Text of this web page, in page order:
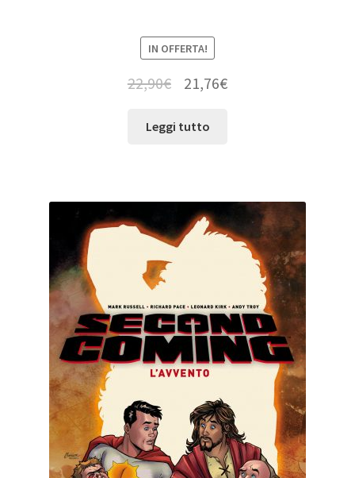
IN OFFERTA!
22,90€ 21,76€
Leggi tutto